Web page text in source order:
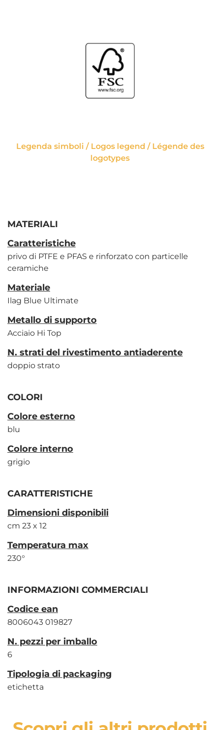
Legenda simboli / Logos legend / Légende des
logotypes
MATERIALI
Caratteristiche
privo di PTFE e PFAS e rinforzato con particelle
ceramiche
Materiale
Ilag Blue Ultimate
Metallo di supporto
Acciaio Hi Top
N. strati del rivestimento antiaderente
doppio strato
COLORI
Colore esterno
blu
Colore interno
grigio
CARATTERISTICHE
Dimensioni disponibili
cm 23 x 12
Temperatura max
230°
INFORMAZIONI COMMERCIALI
Codice ean
8006043 019827
N. pezzi per imballo
6
Tipologia di packaging
etichetta